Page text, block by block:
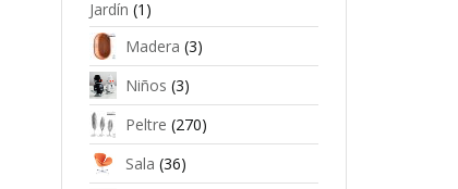
Jardín (1)
Madera (3)
Niños (3)
Peltre (270)
Sala (36)